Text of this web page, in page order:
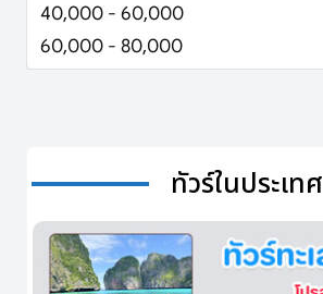
40,000 - 60,000
60,000 - 80,000
ทัวร์ในประเทศ